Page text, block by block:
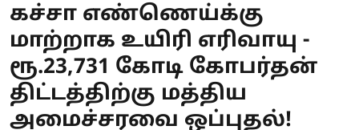
கச்சா எண்ணெய்க்கு
மாற்றாக உயிரி எரிவாயு -
ரூ.23,731 கோடி கோபர்தன்
திட்டத்திற்கு மத்திய
அமைச்சரவை ஒப்புதல்!